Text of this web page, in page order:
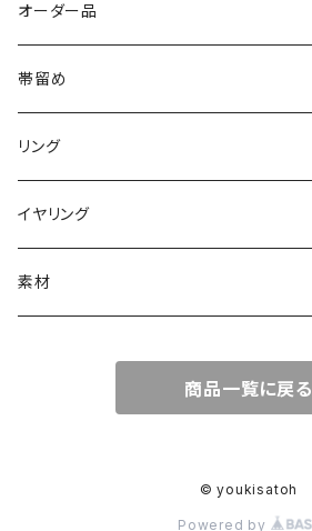
オーダー品
帯留め
リング
イヤリング
素材
商品一覧に戻る
© youkisatoh
Powered by